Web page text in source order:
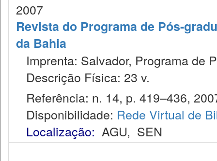
2007
Revista do Programa de Pós-
da Bahia
Imprenta: Salvador, Programa de
Descrição Física: 23 v.
Referência: n. 14, p. 419–436,
Disponibilidade: Rede Virtual de
Localização: AGU, SEN